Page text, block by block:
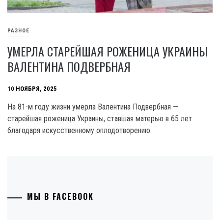
РАЗНОЕ
УМЕРЛА СТАРЕЙШАЯ РОЖЕНИЦА УКРАИНЫ
ВАЛЕНТИНА ПОДВЕРБНАЯ
10 НОЯБРЯ, 2025
На 81-м году жизни умерла Валентина Подвербная —
старейшая роженица Украины, ставшая матерью в 65 лет
благодаря искусственному оплодотворению.
МЫ В FACEBOOK